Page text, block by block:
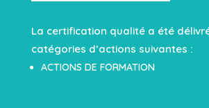
La certification qualité a été
catégories d’actions suivantes :
ACTIONS DE FORMATION